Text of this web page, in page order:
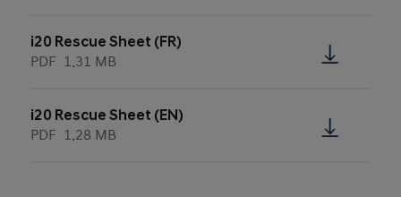
i20 Rescue Sheet (FR)
PDF 1.31 MB
i20 Rescue Sheet (EN)
PDF 1.28 MB